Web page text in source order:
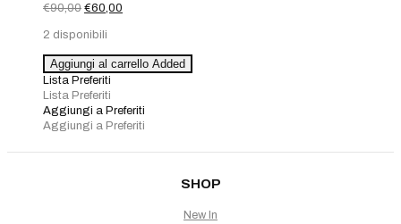
€90,00 Il
originale
era:
€90,00.
€60,00
è:
€60,00.
2 disponibili
Accessori
Marina
Talia
quantità
Aggiungi al carrello Added
Lista Preferiti
Lista Preferiti
Aggiungi a Preferiti
Aggiungi a Preferiti
SHOP
New In